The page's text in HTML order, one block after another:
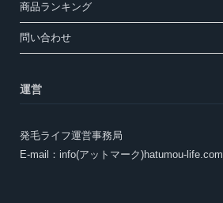
商品ランキング
問い合わせ
運営
発毛ライフ運営事務局
E-mail：info(アットマーク)hatumou-life.com